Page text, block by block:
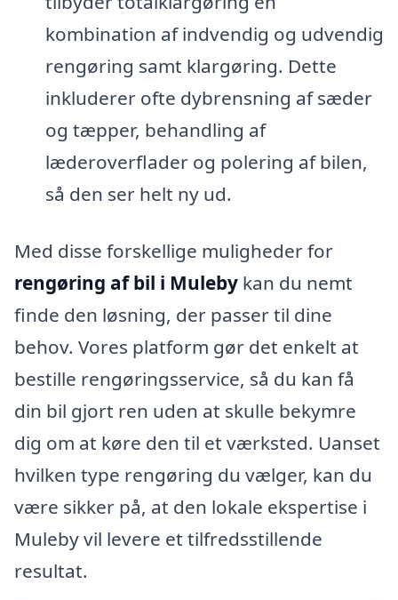
kombination af indvendig og udvendig
rengøring samt klargøring. Dette
inkluderer ofte dybrensning af sæder
og tæpper, behandling af
læderoverflader og polering af bilen,
så den ser helt ny ud.
Med disse forskellige muligheder for
rengøring af bil i Muleby kan du nemt
finde den løsning, der passer til dine
behov. Vores platform gør det enkelt at
bestille rengøringsservice, så du kan få
din bil gjort ren uden at skulle bekymre
dig om at køre den til et værksted. Uanset
hvilken type rengøring du vælger, kan du
være sikker på, at den lokale ekspertise i
Muleby vil levere et tilfredsstillende
resultat.